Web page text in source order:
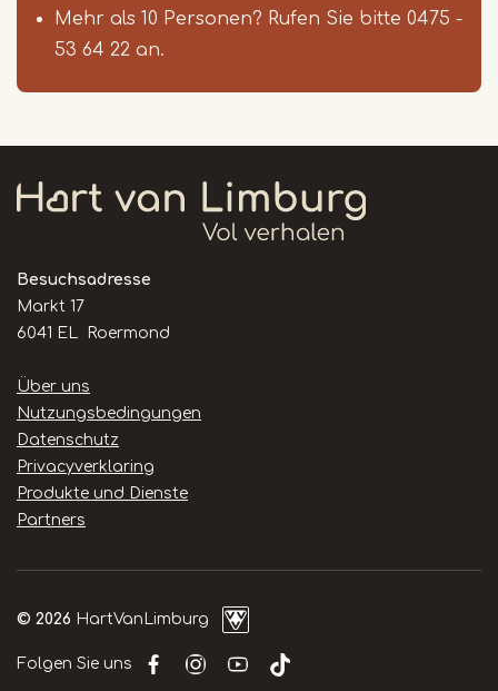
Mehr als 10 Personen? Rufen Sie bitte 0475 -
53 64 22 an.
Besuchsadresse
Markt 17
6041 EL Roermond
Handige
links
Über uns
Nutzungsbedingungen
Datenschutz
Privacyverklaring
Produkte und Dienste
Partners
© 2026 HartVanLimburg
Folgen Sie uns